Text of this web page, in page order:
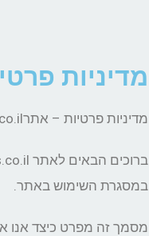
מדיניות
מדיניות פרטיות – אתרdigital-cards.co.il
ברוכים הבאים לאתר digital-cards.co.il
במסגרת השימוש באתר.
מסמך זה מפרט כיצד אנו